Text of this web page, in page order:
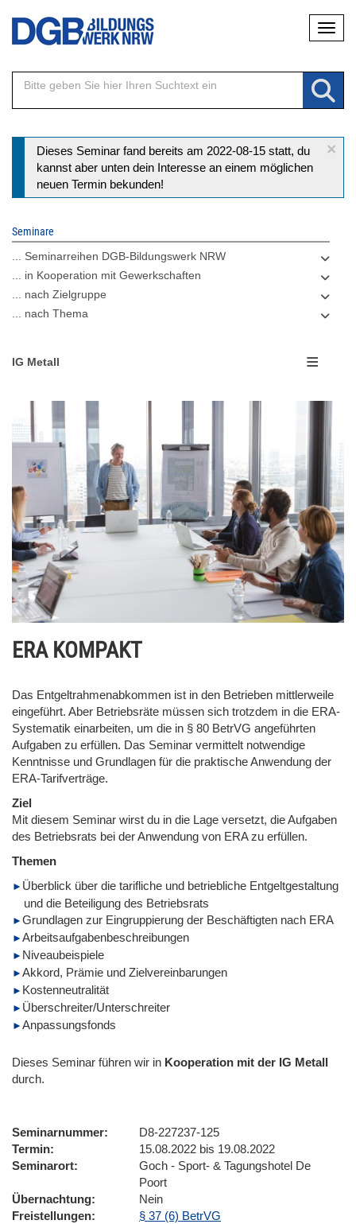
Direkt
Inhalt
×
Statusmeldung
Dieses Seminar fand bereits am 2022-08-15 statt, du
kannst aber unten dein Interesse an einem möglichen
neuen Termin bekunden!
Seminare
... Seminarreihen DGB-Bildungswerk NRW
... in Kooperation mit Gewerkschaften
... nach Zielgruppe
... nach Thema
IG Metall
ERA KOMPAKT
Das Entgeltrahmenabkommen ist in den Betrieben mittlerweile
eingeführt. Aber Betriebsräte müssen sich trotzdem in die ERA-
Systematik einarbeiten, um die in § 80 BetrVG angeführten
Aufgaben zu erfüllen. Das Seminar vermittelt notwendige
Kenntnisse und Grundlagen für die praktische Anwendung der
ERA-Tarifverträge.
Ziel
Mit diesem Seminar wirst du in die Lage versetzt, die Aufgaben
des Betriebsrats bei der Anwendung von ERA zu erfüllen.
Themen
Überblick über die tarifliche und betriebliche Entgeltgestaltung
und die Beteiligung des Betriebsrats
Grundlagen zur Eingruppierung der Beschäftigten nach ERA
Arbeitsaufgabenbeschreibungen
Niveaubeispiele
Akkord, Prämie und Zielvereinbarungen
Kostenneutralität
Überschreiter/Unterschreiter
Anpassungsfonds
Dieses Seminar führen wir in Kooperation mit der IG Metall
durch.
Seminarnummer
D8-227237-125
Termin
15.08.2022 bis 19.08.2022
Seminarort
Goch - Sport- & Tagungshotel De
Poort
Übernachtung
Nein
Freistellungen
§ 37 (6) BetrVG